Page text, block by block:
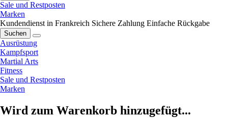
Sale und Restposten
Marken
Kundendienst in Frankreich Sichere Zahlung Einfache Rückgabe
Suchen
Ausrüstung
Kampfsport
Martial Arts
Fitness
Sale und Restposten
Marken
Wird zum Warenkorb hinzugefügt...